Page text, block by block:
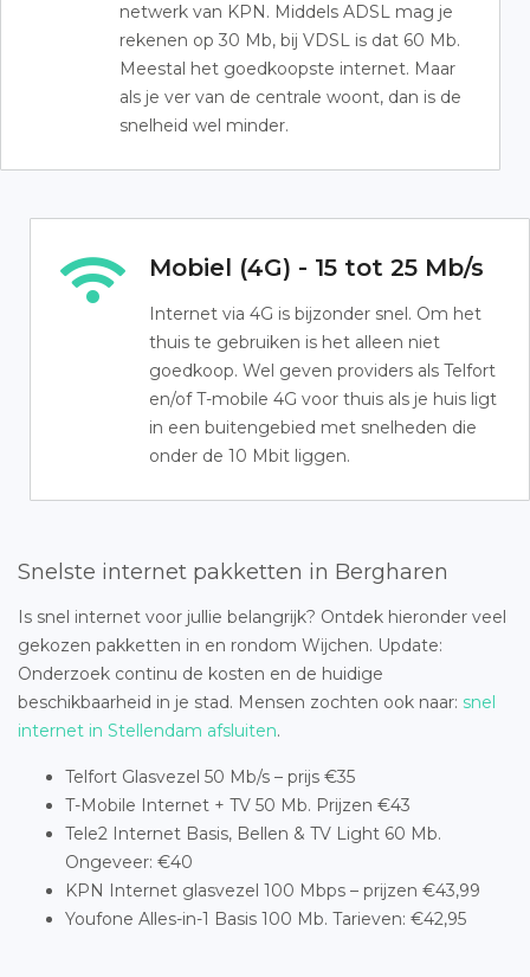
netwerk van KPN. Middels ADSL mag je
rekenen op 30 Mb, bij VDSL is dat 60 Mb.
Meestal het goedkoopste internet. Maar
als je ver van de centrale woont, dan is de
snelheid wel minder.
Mobiel (4G) - 15 tot 25 Mb/s
Internet via 4G is bijzonder snel. Om het
thuis te gebruiken is het alleen niet
goedkoop. Wel geven providers als Telfort
en/of T-mobile 4G voor thuis als je huis ligt
in een buitengebied met snelheden die
onder de 10 Mbit liggen.
Snelste internet pakketten in Bergharen
Is snel internet voor jullie belangrijk? Ontdek hieronder veel
gekozen pakketten in en rondom Wijchen. Update:
Onderzoek continu de kosten en de huidige
beschikbaarheid in je stad. Mensen zochten ook naar: snel
internet in Stellendam afsluiten.
Telfort Glasvezel 50 Mb/s – prijs €35
T-Mobile Internet + TV 50 Mb. Prijzen €43
Tele2 Internet Basis, Bellen & TV Light 60 Mb.
Ongeveer: €40
KPN Internet glasvezel 100 Mbps – prijzen €43,99
Youfone Alles-in-1 Basis 100 Mb. Tarieven: €42,95